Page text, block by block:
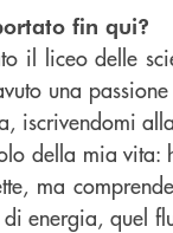
fin qui?
il liceo delle
una
iscrivendomi
della mia vita:
ma
energia, quel